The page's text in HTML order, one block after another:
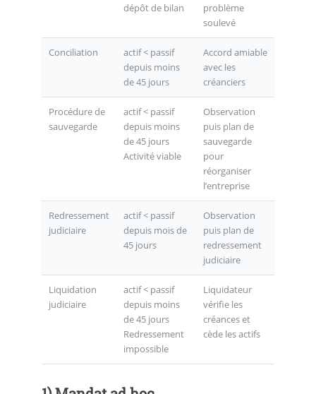
dépôt de bilan
problème
soulevé
Conciliation
actif < passif
depuis moins
de 45 jours
Accord amiable
avec les
créanciers
Procédure de
sauvegarde
actif < passif
depuis moins
de 45 jours
Activité viable
Observation
puis plan de
sauvegarde
pour
réorganiser
l’entreprise
Redressement
judiciaire
actif < passif
depuis mois de
45 jours
Observation
puis plan de
redressement
judiciaire
Liquidation
judiciaire
actif < passif
depuis moins
de 45 jours
Redressement
impossible
Liquidateur
vérifie les
créances et
cède les actifs